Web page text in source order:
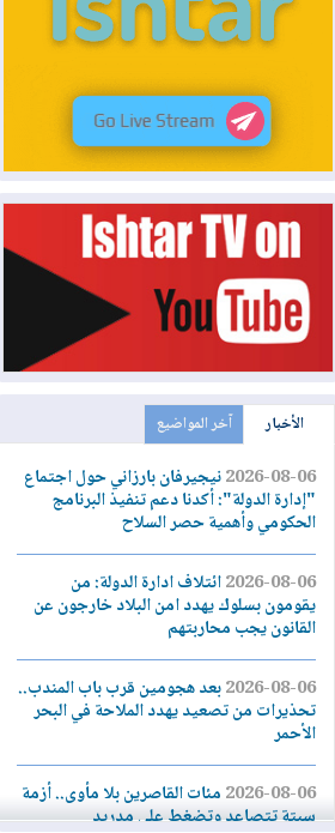
الأخبار آخر المواضيع
2026-08-06نيجيرفان بارزاني حول اجتماع
"إدارة الدولة": أكدنا دعم تنفيذ البرنامج
الحكومي وأهمية حصر السلاح
2026-08-06ائتلاف ادارة الدولة: من
يقومون بسلوك يهدد امن البلاد خارجون عن
القانون يجب محاربتهم
2026-08-06بعد هجومين قرب باب المندب..
تحذيرات من تصعيد يهدد الملاحة في البحر
الأحمر
2026-08-06مئات القاصرين بلا مأوى.. أزمة
سبتة تتصاعد وتضغط على مدريد